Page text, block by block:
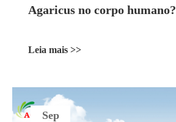
Agaricus no corpo humano?
Leia mais >>
Sep